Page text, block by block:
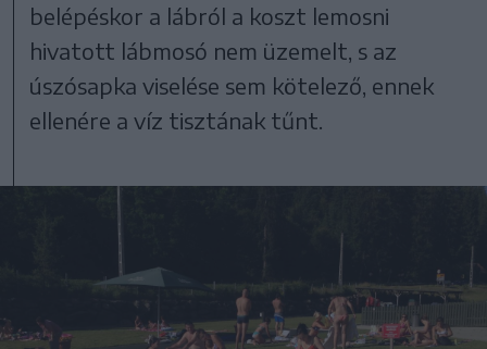
belépéskor a lábról a koszt lemosni
hivatott lábmosó nem üzemelt, s az
úszósapka viselése sem kötelező, ennek
ellenére a víz tisztának tűnt.